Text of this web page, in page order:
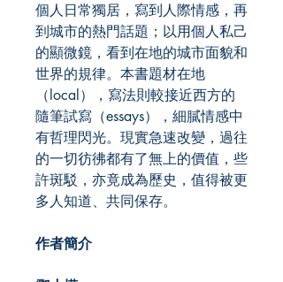
個人日常獨居，寫到人際情感，再
到城市的熱門話題；以用個人私己
的顯微鏡，看到在地的城市面貌和
世界的規律。本書題材在地
（local），寫法則較接近西方的
隨筆試寫（essays），細膩情感中
有哲理閃光。現實急速改變，過往
的一切彷彿都有了無上的價值，些
許斑駁，亦竟成為歷史，值得被更
多人知道、共同保存。
作者簡介